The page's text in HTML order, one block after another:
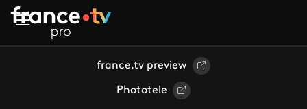
Aller au contenu principal
france.tv preview
Phototele